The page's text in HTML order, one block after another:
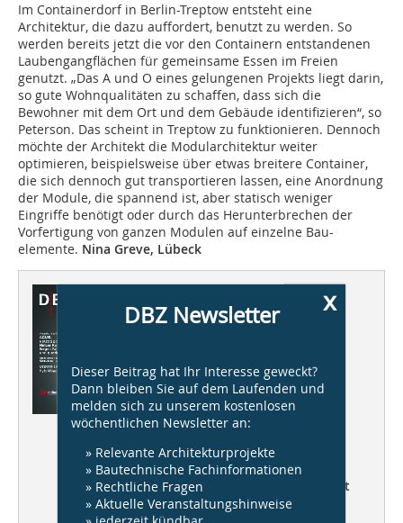
Im Containerdorf in Berlin-Treptow entsteht eine
Architektur, die dazu auffordert, benutzt zu werden. So
werden bereits jetzt die vor den Containern entstandenen
Laubengangflächen für gemeinsame Essen im Freien
genutzt. „Das A und O eines gelungenen Projekts liegt darin,
so gute Wohnqualitäten zu schaffen, dass sich die
Bewohner mit dem Ort und dem Gebäude identifizieren“, so
Peterson. Das scheint in Treptow zu funktionieren. Dennoch
möchte der Architekt die Modularchitektur weiter
optimieren, beispielsweise über etwas breitere Container,
die sich dennoch gut transportieren lassen, eine Anordnung
der Module, die spannend ist, aber statisch weniger
Eingriffe benötigt oder durch das Herunterbrechen der
Vorfertigung von ganzen Modulen auf einzelne Bau-
elemente. Nina Greve, Lübeck
DBZ 06/2016
Vorgedacht & fix gefertigt
ACMS,
Herzog & de Meuron,
Berger+Parkkinen und querkraft
Architektur und Modulbau –
geht
das?
x
DBZ Newsletter
Dieser Beitrag hat Ihr Interesse geweckt?
Dann bleiben Sie auf dem Laufenden und
melden sich zu unserem kostenlosen
wöchentlichen Newsletter an:
» Relevante Architekturprojekte
» Bautechnische Fachinformationen
» Rechtliche Fragen
» Aktuelle Veranstaltungshinweise